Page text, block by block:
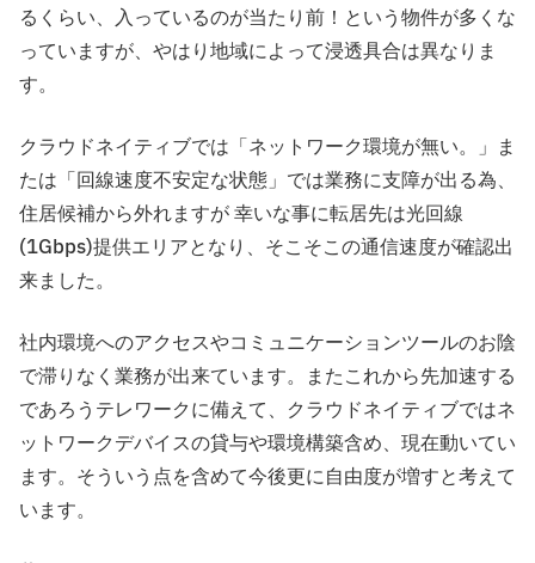
るくらい、入っているのが当たり前！という物件が多くな
っていますが、やはり地域によって浸透具合は異なりま
す。
クラウドネイティブでは「ネットワーク環境が無い。」ま
たは「回線速度不安定な状態」では業務に支障が出る為、
住居候補から外れますが 幸いな事に転居先は光回線
(1Gbps)提供エリアとなり、そこそこの通信速度が確認出
来ました。
社内環境へのアクセスやコミュニケーションツールのお陰
で滞りなく業務が出来ています。またこれから先加速する
であろうテレワークに備えて、クラウドネイティブではネ
ットワークデバイスの貸与や環境構築含め、現在動いてい
ます。そういう点を含めて今後更に自由度が増すと考えて
います。